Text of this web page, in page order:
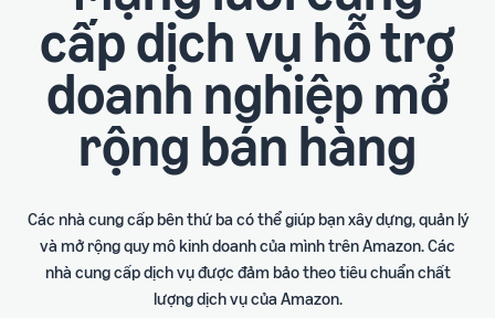
Bắt đầu
với
Amazon
Ưu đãi nhà bán hàng mới
USD doanh số bán hàng
thương hiệu đầu tiên
Hướng dẫn đăng ký tài
Lập
kế
hoạch
hiểu
chi
phí
triển
Tối
Dịch
cấp dịch vụ hỗ trợ
doanh nghiệp mở
rộng bán hàng
Các nhà cung cấp bên thứ ba có thể giúp bạn xây dựng, quản lý
và mở rộng quy mô kinh doanh của mình trên Amazon. Các
nhà cung cấp dịch vụ được đảm bảo theo tiêu chuẩn chất
lượng dịch vụ của Amazon.